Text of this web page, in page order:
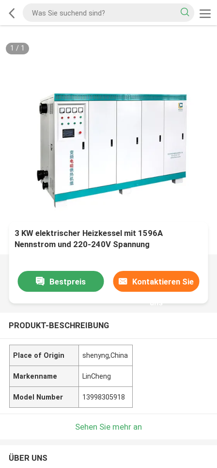
1 / 1
3 KW elektrischer Heizkessel mit 1596A
Nennstrom und 220-240V Spannung
Bestpreis Kontaktieren Sie
uns
PRODUKT-BESCHREIBUNG
Place of Origin shenyng,China
Markenname LinCheng
Model Number 13998305918
Sehen Sie mehr an
ÜBER UNS